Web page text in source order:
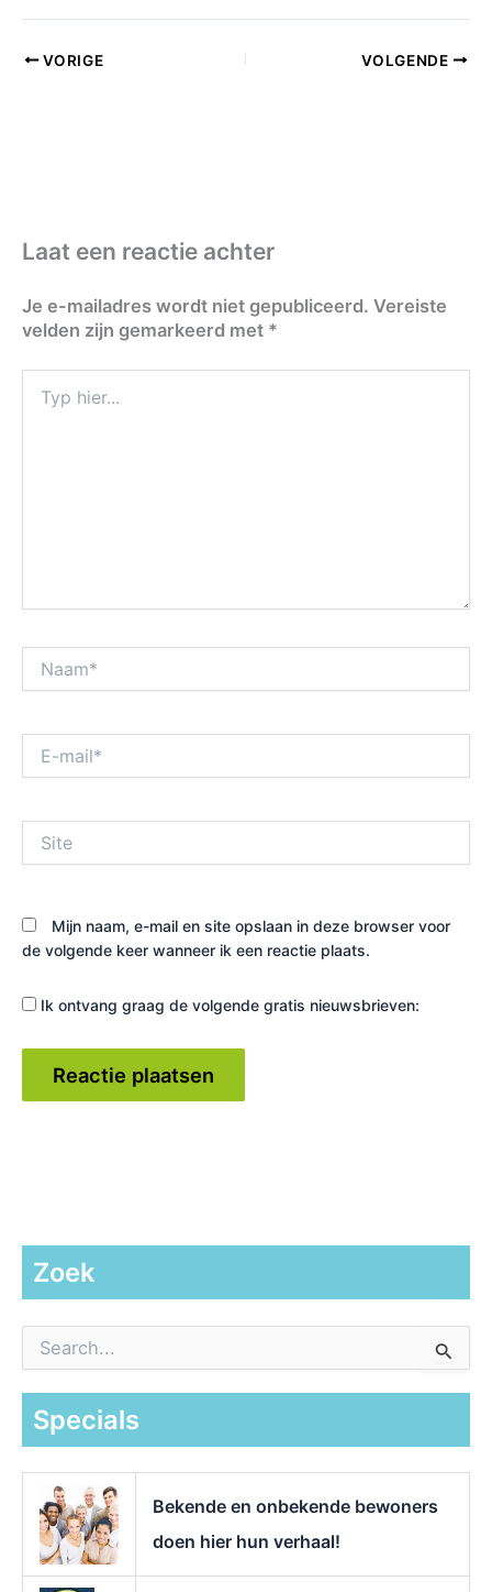
VORIGE VOLGENDE
Laat een reactie achter
Je e-mailadres wordt niet gepubliceerd. Vereiste
velden zijn gemarkeerd met *
hier...
mail*
Mijn naam, e-mail en site opslaan in deze browser voor
de volgende keer wanneer ik een reactie plaats.
Ik ontvang graag de volgende gratis nieuwsbrieven:
Zoek
a
Specials
Bekende en onbekende bewoners
doen hier hun verhaal!